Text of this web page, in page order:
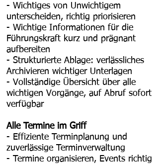
- Wichtiges von Unwichtigem
unterscheiden, richtig priorisieren
- Wichtige Informationen für die
Führungskraft kurz und prägnant
aufbereiten
- Strukturierte Ablage: verlässliches
Archivieren wichtiger Unterlagen
- Vollständige Übersicht über alle
wichtigen Vorgänge, auf Abruf sofort
verfügbar
Alle Termine im Griff
- Effiziente Terminplanung und
zuverlässige Terminverwaltung
- Termine organisieren, Events richtig